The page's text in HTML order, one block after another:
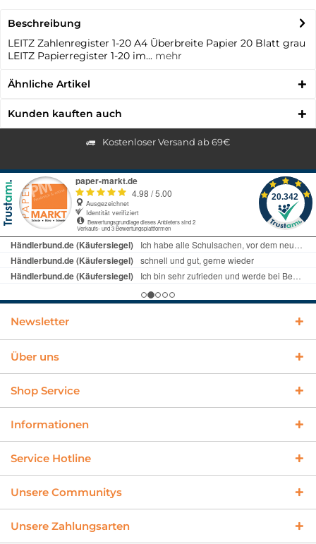
Beschreibung
LEITZ Zahlenregister 1-20 A4 Überbreite Papier 20 Blatt grau
LEITZ Papierregister 1-20 im... mehr
Ähnliche Artikel
Kunden kauften auch
Kostenloser Versand ab 69€
Newsletter
Über uns
Shop Service
Informationen
Service Hotline
Unsere Communitys
Unsere Zahlungsarten